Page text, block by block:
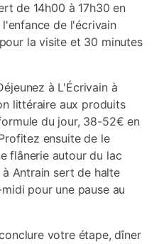
de 14h00 à 17h30 en
de l'écrivain
la visite et 30 minutes
à L'Écrivain à
littéraire aux produits
du jour, 38-52€ en
ensuite de le
flânerie autour du lac
à Antrain sert de halte
pour une pause au
votre étape, dîner